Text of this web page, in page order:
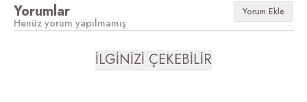
Yorumlar Yorum Ekle
Henüz yorum yapılmamış
İLGİNİZİ ÇEKEBİLİR